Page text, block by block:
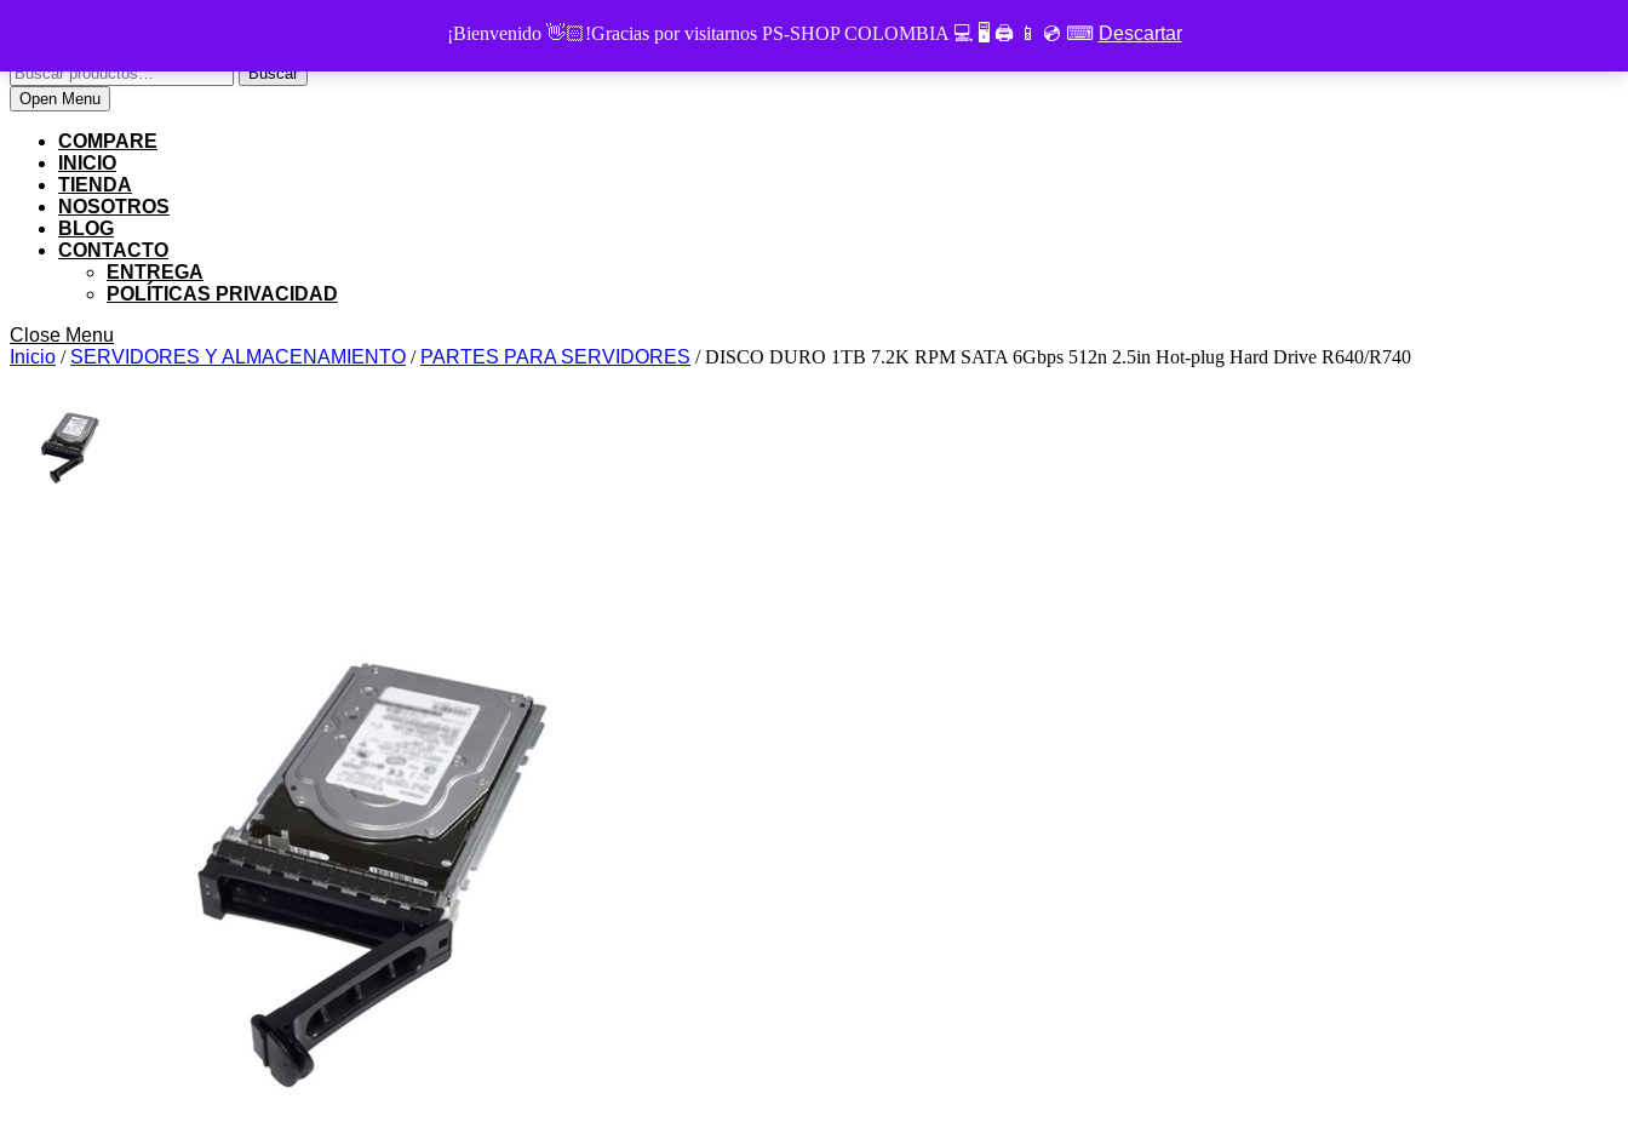
¡Bienvenido 👋🏻!Gracias por visitarnos PS-SHOP COLOMBIA 💻 🖥 🖨 📱 💿 ⌨ Descartar
content
Skip
to
content
Buscar
por:
Buscar
My
Account
Cart
item
Open MenuOpen
Menu
COMPARE
INICIO
TIENDA
NOSOTROS
BLOG
CONTACTO
ENTREGA
POLÍTICAS PRIVACIDAD
Close Menu
Menu
Inicio / SERVIDORES Y ALMACENAMIENTO / PARTES PARA SERVIDORES / DISCO DURO 1TB 7.2K RPM SATA 6Gbps 512n 2.5in Hot-plug Hard Drive R640/R740